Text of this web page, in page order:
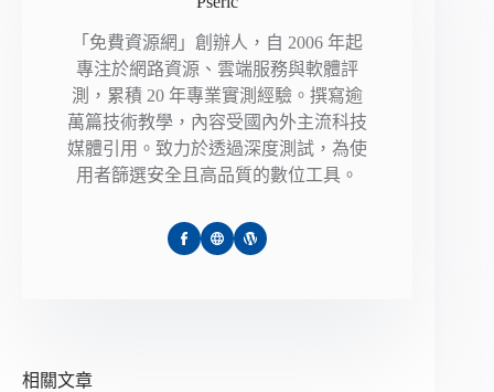
「免費資源網」創辦人，自 2006 年起
專注於網路資源、雲端服務與軟體評
測，累積 20 年專業實測經驗。撰寫逾
萬篇技術教學，內容受國內外主流科技
媒體引用。致力於透過深度測試，為使
用者篩選安全且高品質的數位工具。
相關文章